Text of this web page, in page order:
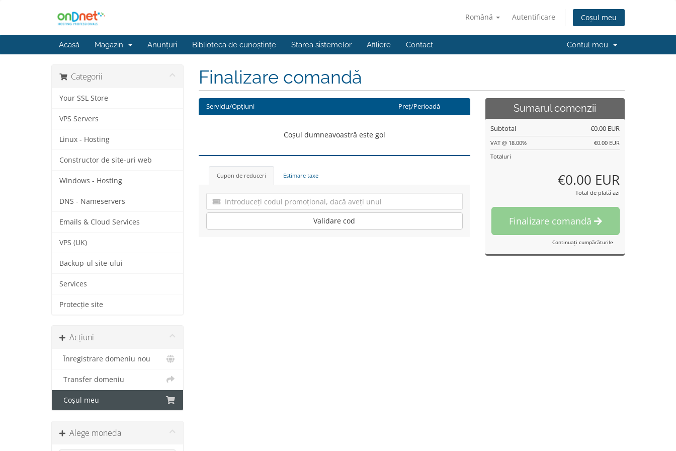
Română Autentificare Coșul meu
Acasă Magazin Anunțuri Biblioteca de cunoștințe Starea sistemelor Afiliere Contact Contul meu
Categorii
Your SSL Store
VPS Servers
Linux - Hosting
Constructor de site-uri web
Windows - Hosting
DNS - Nameservers
Emails & Cloud Services
VPS (UK)
Backup-ul site-ului
Services
Protecție site
Acțiuni
Înregistrare domeniu nou
Transfer domeniu
Coșul meu
Alege moneda
Finalizare comandă
Serviciu/Opțiuni Preț/Perioadă
Coșul dumneavoastră este gol
Cupon de reduceri Estimare taxe
Validare cod
Sumarul comenzii
Subtotal €0.00 EUR
VAT @ 18.00%
€0.00 EUR
Totaluri
€0.00 EUR
Total de plată azi
Finalizare comandă
Continuați cumpărăturile